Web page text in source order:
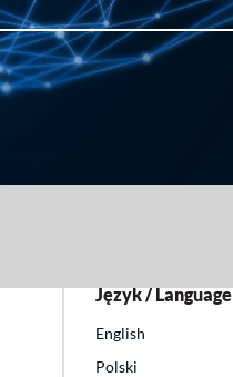
Język / Language
English
Polski